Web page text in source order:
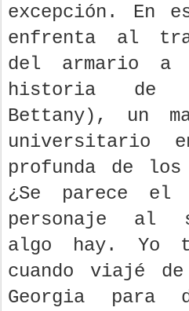
excepción. En
enfrenta al
del armario
historia de
Bettany), un
universitario
profunda de
¿Se parece
personaje al
algo hay. Yo
cuando viajé
Georgia